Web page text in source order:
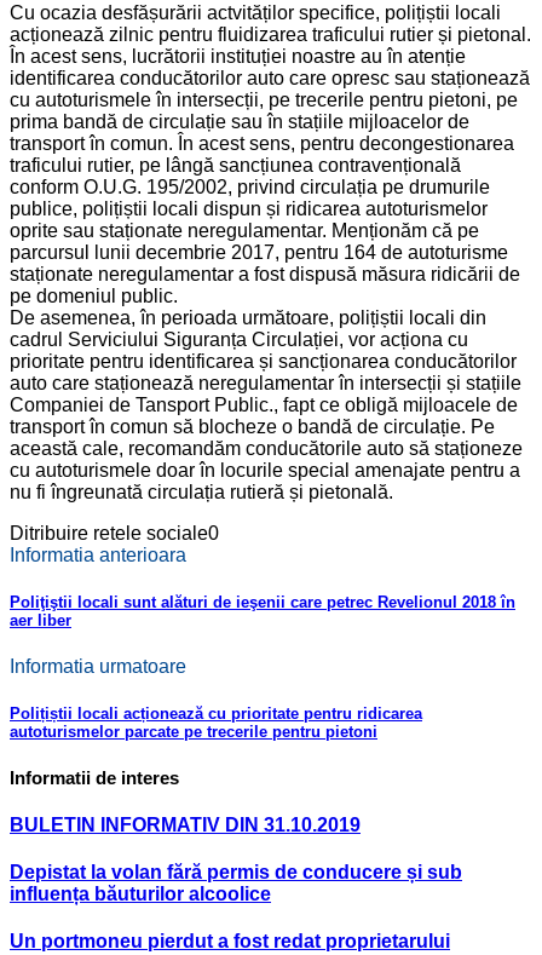
Cu ocazia desfășurării actvităților specifice, polițiștii locali
acționează zilnic pentru fluidizarea traficului rutier și pietonal.
În acest sens, lucrătorii instituției noastre au în atenție
identificarea conducătorilor auto care opresc sau staționează
cu autoturismele în intersecții, pe trecerile pentru pietoni, pe
prima bandă de circulație sau în stațiile mijloacelor de
transport în comun. În acest sens, pentru decongestionarea
traficului rutier, pe lângă sancțiunea contravențională
conform O.U.G. 195/2002, privind circulația pe drumurile
publice, polițiștii locali dispun și ridicarea autoturismelor
oprite sau staționate neregulamentar. Menționăm că pe
parcursul lunii decembrie 2017, pentru 164 de autoturisme
staționate neregulamentar a fost dispusă măsura ridicării de
pe domeniul public.
De asemenea, în perioada următoare, polițiștii locali din
cadrul Serviciului Siguranța Circulației, vor acționa cu
prioritate pentru identificarea și sancționarea conducătorilor
auto care staționează neregulamentar în intersecții și stațiile
Companiei de Tansport Public., fapt ce obligă mijloacele de
transport în comun să blocheze o bandă de circulație. Pe
această cale, recomandăm conducătorile auto să staționeze
cu autoturismele doar în locurile special amenajate pentru a
nu fi îngreunată circulația rutieră și pietonală.
Ditribuire retele sociale0
Informatia anterioara
Poliţiştii locali sunt alături de ieşenii care petrec Revelionul 2018 în
aer liber
Informatia urmatoare
Polițiștii locali acționează cu prioritate pentru ridicarea
autoturismelor parcate pe trecerile pentru pietoni
Informatii de interes
BULETIN INFORMATIV DIN 31.10.2019
Depistat la volan fără permis de conducere și sub
influența băuturilor alcoolice
Un portmoneu pierdut a fost redat proprietarului